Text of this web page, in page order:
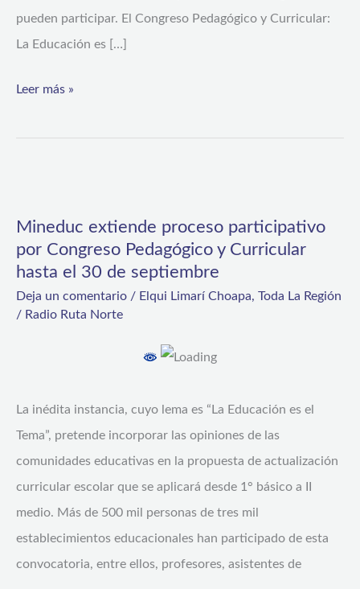
pueden participar. El Congreso Pedagógico y Curricular:
La Educación es […]
Leer más »
Mineduc extiende proceso participativo
por Congreso Pedagógico y Curricular
hasta el 30 de septiembre
Deja un comentario / Elqui Limarí Choapa, Toda La Región
/ Radio Ruta Norte
La inédita instancia, cuyo lema es “La Educación es el
Tema”, pretende incorporar las opiniones de las
comunidades educativas en la propuesta de actualización
curricular escolar que se aplicará desde 1° básico a II
medio. Más de 500 mil personas de tres mil
establecimientos educacionales han participado de esta
convocatoria, entre ellos, profesores, asistentes de
proceso
participativo
Congreso
hasta
el
30
de
septiembre